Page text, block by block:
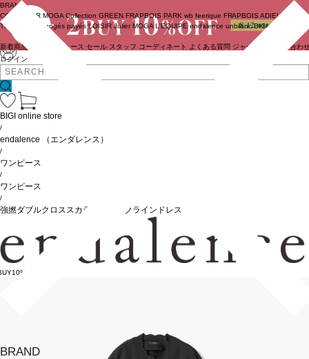
ログイン
BRAND
COUTURIER MOGA Collection GREEN FRAPBOIS PARK wb feerique FRAPBOIS ADIEU
TRISTESSE
congés payés LOISIR Julier MOGA L'EQUIPE endalence unbilanc BIGI online store
新着商品 ニュース セール スタッフ コーディネート よくある質問 ジャーナル お問い合わ
BRAND
BIGI online store
/
endalence （エンダレンス）
/
ワンピース
/
ワンピース
/
強撚ダブルクロススカラップネックラインドレス